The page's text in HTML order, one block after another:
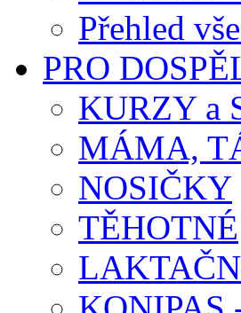
Přehled
PRO
KURZY a
MÁMA,
NOSIČKY
TĚHOTNÉ